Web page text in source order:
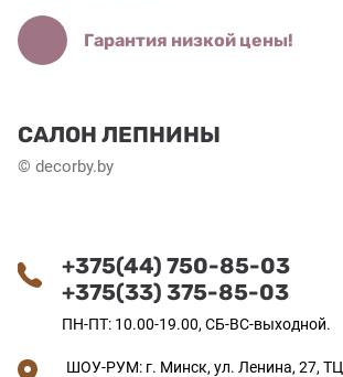
Гарантия низкой цены!
САЛОН ЛЕПНИНЫ
© decorby.by
+375(44) 750-85-03
+375(33) 375-85-03
ПН-ПТ: 10.00-19.00, СБ-ВС-выходной.
ШОУ-РУМ: г. Минск, ул. Ленина, 27, ТЦ